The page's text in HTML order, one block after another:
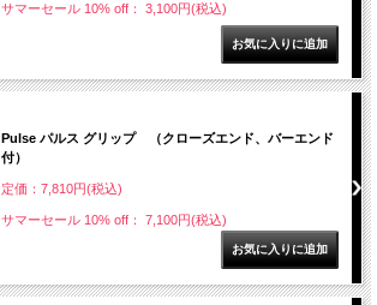
サマーセール 10% off： 3,100円(税込)
Pulse パルス グリップ （クローズエンド、バーエンド
付）
定価：7,810円(税込)
サマーセール 10% off： 7,100円(税込)